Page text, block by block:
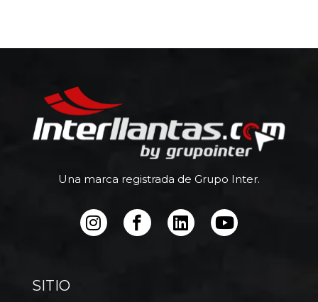
Una marca registrada de Grupo Inter.
SITIO